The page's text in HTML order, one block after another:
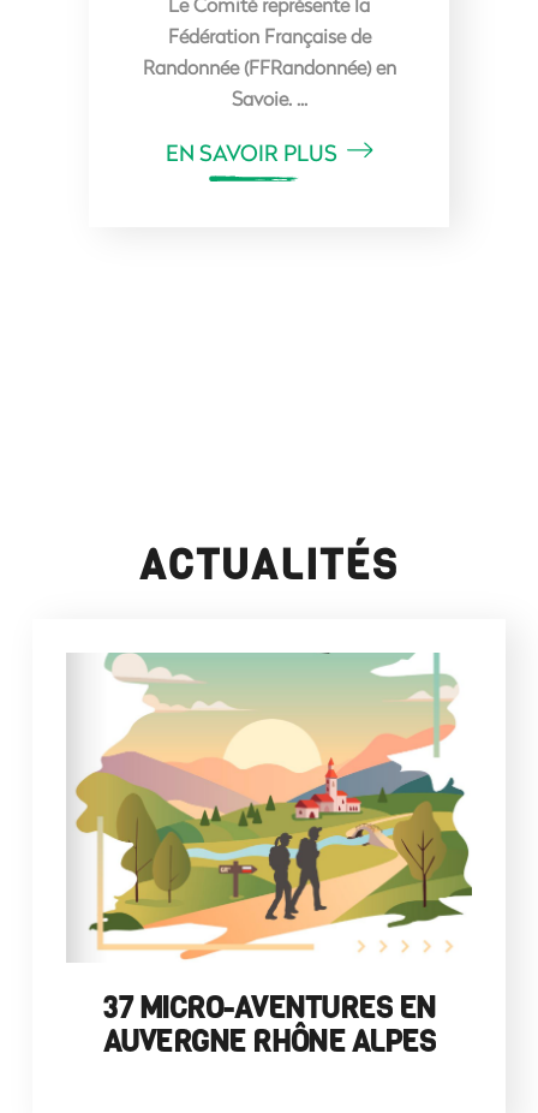
Fédération Française de
Randonnée (FFRandonnée) en
Savoie.
EN SAVOIR PLUS
ACTUALITÉS
37 MICRO-AVENTURES EN
AUVERGNE RHÔNE ALPES